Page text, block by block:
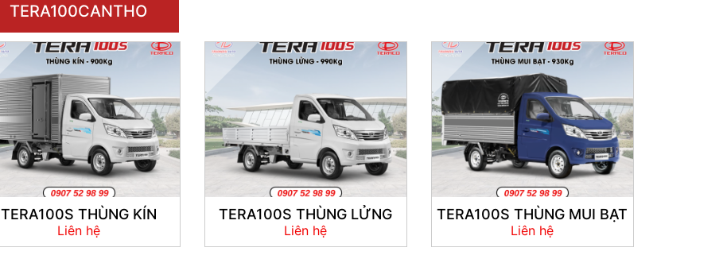
TERA100CANTHO
TERA100S THÙNG KÍN
Liên hệ
TERA100S THÙNG LỬNG
Liên hệ
TERA100S THÙNG MUI BẠT
Liên hệ